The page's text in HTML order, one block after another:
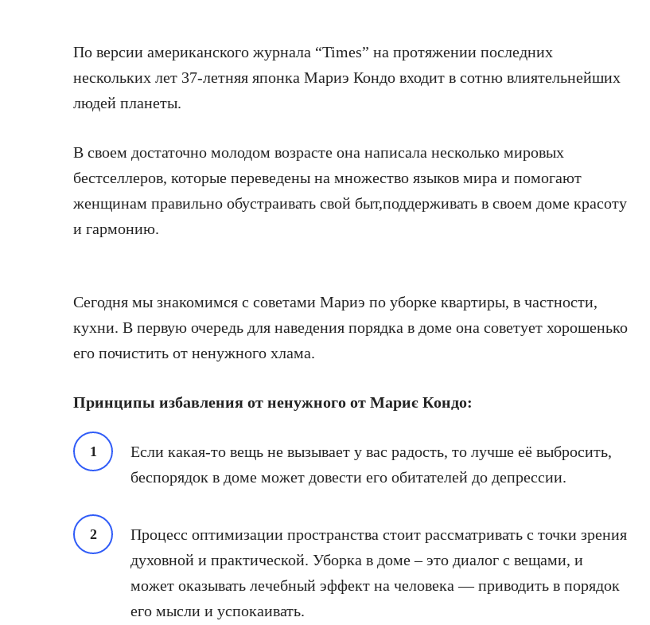
По версии американского журнала “Times” на протяжении последних
нескольких лет 37-летняя японка Мариэ Кондо входит в сотню влиятельнейших
людей планеты.
В своем достаточно молодом возрасте она написала несколько мировых
бестселлеров, которые переведены на множество языков мира и помогают
женщинам правильно обустраивать свой быт,поддерживать в своем доме красоту
и гармонию.
Сегодня мы знакомимся с советами Мариэ по уборке квартиры, в частности,
кухни. В первую очередь для наведения порядка в доме она советует хорошенько
его почистить от ненужного хлама.
Принципы избавления от ненужного от Мариє Кондо:
Если какая-то вещь не вызывает у вас радость, то лучше её выбросить,
беспорядок в доме может довести его обитателей до депрессии.
Процесс оптимизации пространства стоит рассматривать с точки зрения
духовной и практической. Уборка в доме – это диалог с вещами, и
может оказывать лечебный эффект на человека — приводить в порядок
его мысли и успокаивать.